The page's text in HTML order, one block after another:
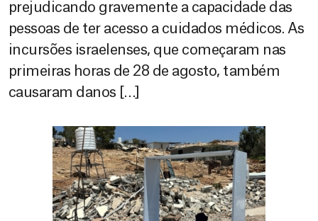
prejudicando gravemente a capacidade das
pessoas de ter acesso a cuidados médicos. As
incursões israelenses, que começaram nas
primeiras horas de 28 de agosto, também
causaram danos […]